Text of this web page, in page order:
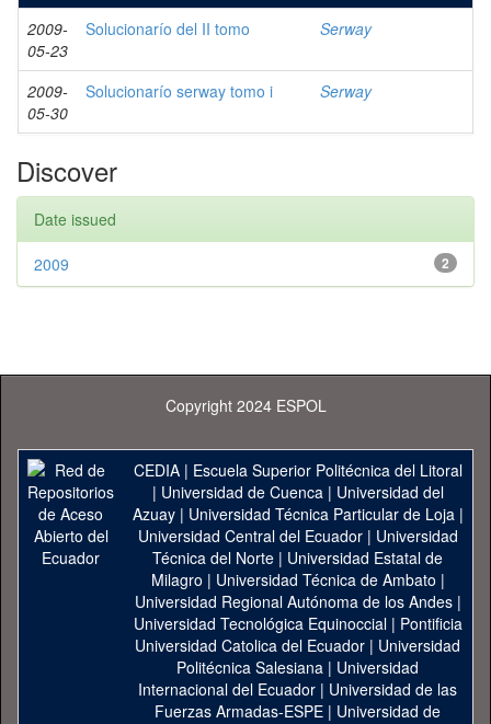
2009-
05-23
Solucionarío del II tomo Serway
2009-
05-30
Solucionarío serway tomo i Serway
Discover
Date issued
2
2009
Copyright 2024 ESPOL
CEDIA| Escuela Superior Politécnica del Litoral
| Universidad de Cuenca| Universidad del
Azuay| Universidad Técnica Particular de Loja|
Universidad Central del Ecuador| Universidad
Técnica del Norte | Universidad Estatal de
Milagro | Universidad Técnica de Ambato |
Universidad Regional Autónoma de los Andes|
Universidad Tecnológica Equinoccial| Pontificia
Universidad Catolica del Ecuador | Universidad
Politécnica Salesiana | Universidad
Internacional del Ecuador | Universidad de las
Fuerzas Armadas-ESPE | Universidad de